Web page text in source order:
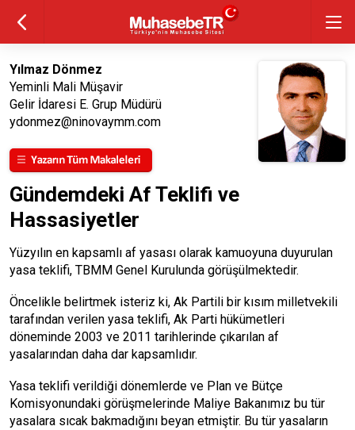
Yılmaz Dönmez
Yeminli Mali Müşavir
Gelir İdaresi E. Grup Müdürü
ydonmez@ninovaymm.com
Gündemdeki Af Teklifi ve
Hassasiyetler
Yüzyılın en kapsamlı af yasası olarak kamuoyuna duyurulan
yasa teklifi, TBMM Genel Kurulunda görüşülmektedir.
Öncelikle belirtmek isteriz ki, Ak Partili bir kısım milletvekili
tarafından verilen yasa teklifi, Ak Parti hükümetleri
döneminde 2003 ve 2011 tarihlerinde çıkarılan af
yasalarından daha dar kapsamlıdır.
Yasa teklifi verildiği dönemlerde ve Plan ve Bütçe
Komisyonundaki görüşmelerinde Maliye Bakanımız bu tür
yasalara sıcak bakmadığını beyan etmiştir. Bu tür yasaların